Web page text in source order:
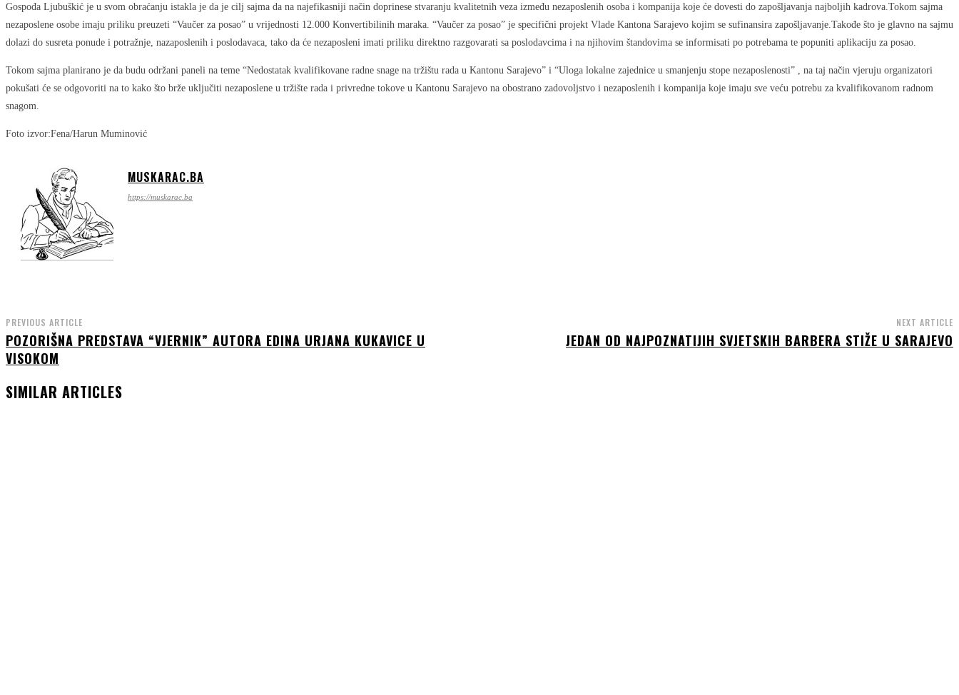
Gospođa Ljubuškić je u svom obraćanju istakla je da je cilj sajma da na najefikasniji način doprinese stvaranju kvalitetnih veza između nezaposlenih osoba i kompanija koje će dovesti do zapošljavanja najboljih kadrova.Tokom sajma
nezaposlene osobe imaju priliku preuzeti “Vaučer za posao” u vrijednosti 12.000 Konvertibilinih maraka. “Vaučer za posao” je specifični projekt Vlade Kantona Sarajevo kojim se sufinansira zapošljavanje.Takođe što je glavno na sajmu
dolazi do susreta ponude i potražnje, nazaposlenih i poslodavaca, tako da će nezaposleni imati priliku direktno razgovarati sa poslodavcima i na njihovim štandovima se informisati po potrebama te popuniti aplikaciju za posao.
Tokom sajma planirano je da budu održani paneli na teme “Nedostatak kvalifikovane radne snage na tržištu rada u Kantonu Sarajevo” i “Uloga lokalne zajednice u smanjenju stope nezaposlenosti” , na taj način vjeruju organizatori
pokušati će se odgovoriti na to kako što brže uključiti nezaposlene u tržište rada i privredne tokove u Kantonu Sarajevo na obostrano zadovoljstvo i nezaposlenih i kompanija koje imaju sve veću potrebu za kvalifikovanom radnom
snagom.
Foto izvor:Fena/Harun Muminović
MUSKARAC.BA
https://muskarac.ba
PREVIOUS ARTICLE
POZORIŠNA PREDSTAVA “VJERNIK” AUTORA EDINA URJANA KUKAVICE U
VISOKOM
NEXT ARTICLE
JEDAN OD NAJPOZNATIJIH SVJETSKIH BARBERA STIŽE U SARAJEVO
SIMILAR ARTICLES